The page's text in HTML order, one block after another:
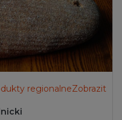
regionalneZobrazit